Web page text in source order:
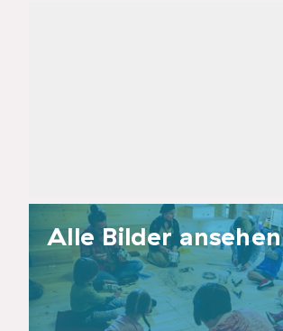
Alle Bilder ansehen